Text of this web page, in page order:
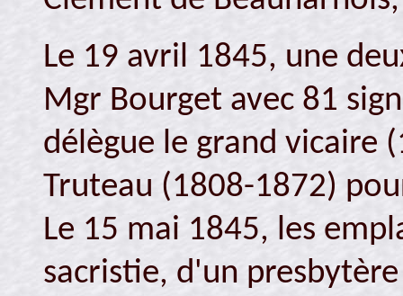
Le 19 avril 1845, une
Mgr Bourget avec 81
délègue le grand vicaire
Truteau (1808-1872)
Le 15 mai 1845, les
sacristie, d'un